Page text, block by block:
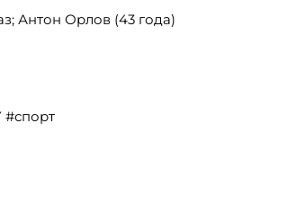
Антон Орлов (43 года)